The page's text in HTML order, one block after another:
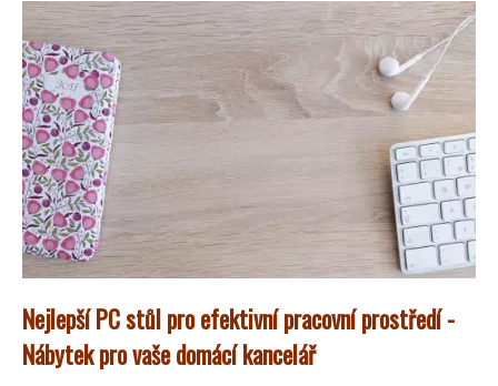
Nejlepší PC stůl pro efektivní pracovní prostředí -
Nábytek pro vaše domácí kancelář